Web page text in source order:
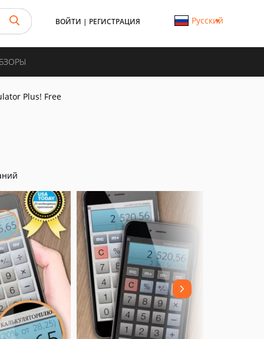
ВОЙТИ | РЕГИСТРАЦИЯ Русский
Plus! Free